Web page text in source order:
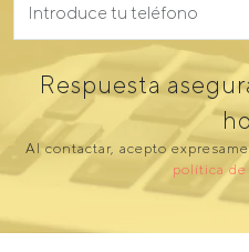
Respuesta
Al contactar, acepto
política de